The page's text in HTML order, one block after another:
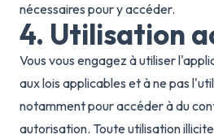
nécessaires pour y accéder.
4. Utilisation
Vous vous engagez à utiliser
aux lois applicables et à ne pas
notamment pour accéder à du
autorisation. Toute utilisation